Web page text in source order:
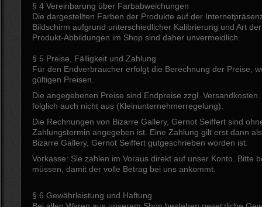
§ 4 Vereinbarung über Farbabweichungen
Die dargestellten Farben der Produkte auf der
Bildschirm aufgrund unterschiedlicher Kalibrierung und Art
Produkt-Abbildungen im Shop sind daher unvermeidlich.
§ 5 Preise, Fälligkeit und Zahlung
Für den Endverbraucher erfolgt die Berechnung der Preise,
gültigen Preisen.
Die angegebenen Preise sind Endpreise zzgl.
folglich auch nicht aus (Kleinunternehmerregelung).
Die Rechnungen von Bizarre Gallery, Gernot Seiffert sind
Zahlungstermin angegeben ist. Eine Zahlung gilt erst dann
Bizarre Gallery, Gernot Seiffert gutgeschrieben worden ist.
Vorkasse: Sie zahlen im Voraus direkt auf unser Konto. Bitte
müssen, damit der volle Betrag bei uns ankommt.
§ 6 Gewährleistung und Haftung